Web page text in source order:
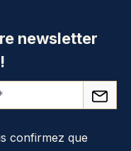
newsletter
confirmez que